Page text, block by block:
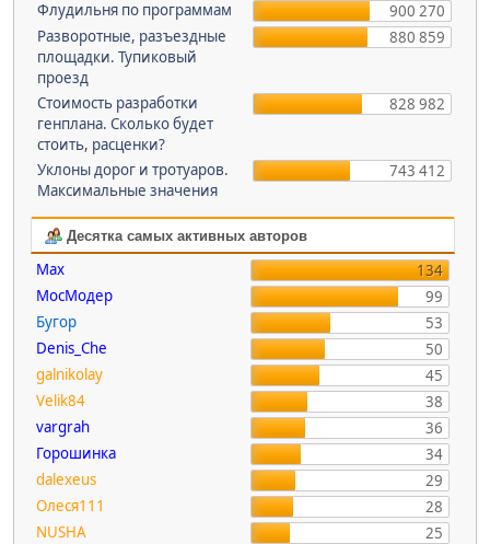
Флудильня по программам
900 270
Разворотные, разъездные
площадки. Тупиковый
проезд
880 859
Стоимость разработки
генплана. Сколько будет
стоить, расценки?
828 982
Уклоны дорог и тротуаров.
Максимальные значения
743 412
Десятка самых активных авторов
Max
134
МосМодер
99
Бугор
53
Denis_Che
50
galnikolay
45
Velik84
38
vargrah
36
Горошинка
34
dalexeus
29
Олеся111
28
NUSHA
25